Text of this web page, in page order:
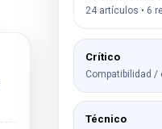
24 artículos • 6
Crítico
Compatibilidad
Técnico